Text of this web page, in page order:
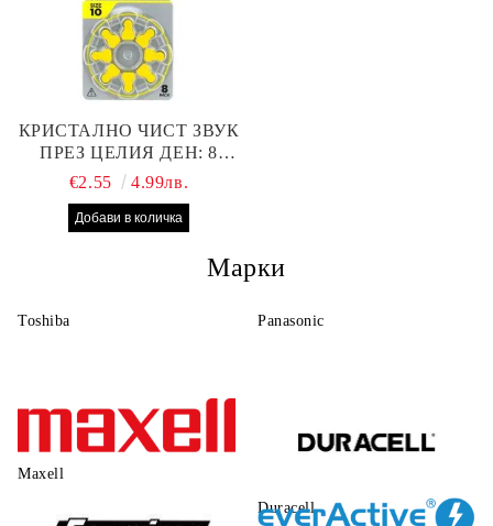
КРИСТАЛНО ЧИСТ ЗВУК
ПРЕЗ ЦЕЛИЯ ДЕН: 8
БРОЯ RAYOVAC EXTRA
АПАРАТ
€2.55 4.99лв.
Марки
Toshiba Panasonic
Maxell
Duracell